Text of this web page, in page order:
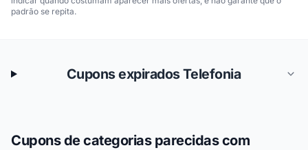
padrão se repita.
Cupons expirados Telefonia
Cupons de categorias parecidas com